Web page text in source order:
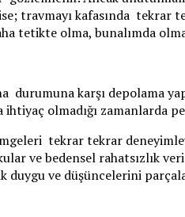
travmayı kafasında tekrar
tetikte olma, bunalımda
karşı depolama
olmadığı zamanlarda
tekrar tekrar
ve bedensel rahatsızlık
duygu ve düşüncelerini